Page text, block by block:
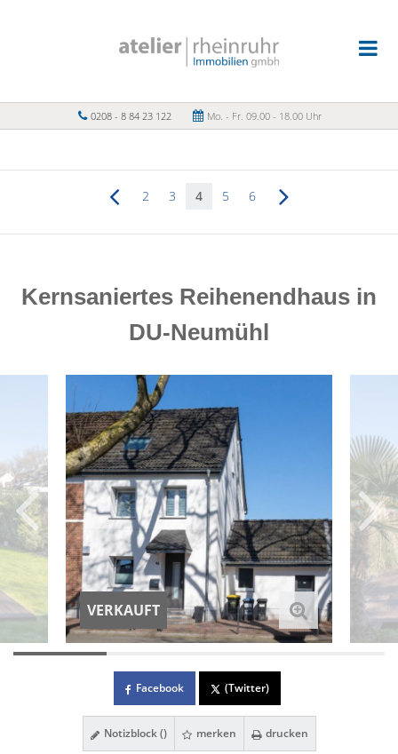
0208 - 8 84 23 122 Mo. - Fr. 09.00 - 18.00 Uhr
2 3 4 5 6
Kernsaniertes Reihenendhaus in
DU-Neumühl
VERKAUFT
Facebook (Twitter)
Notizblock () merken drucken